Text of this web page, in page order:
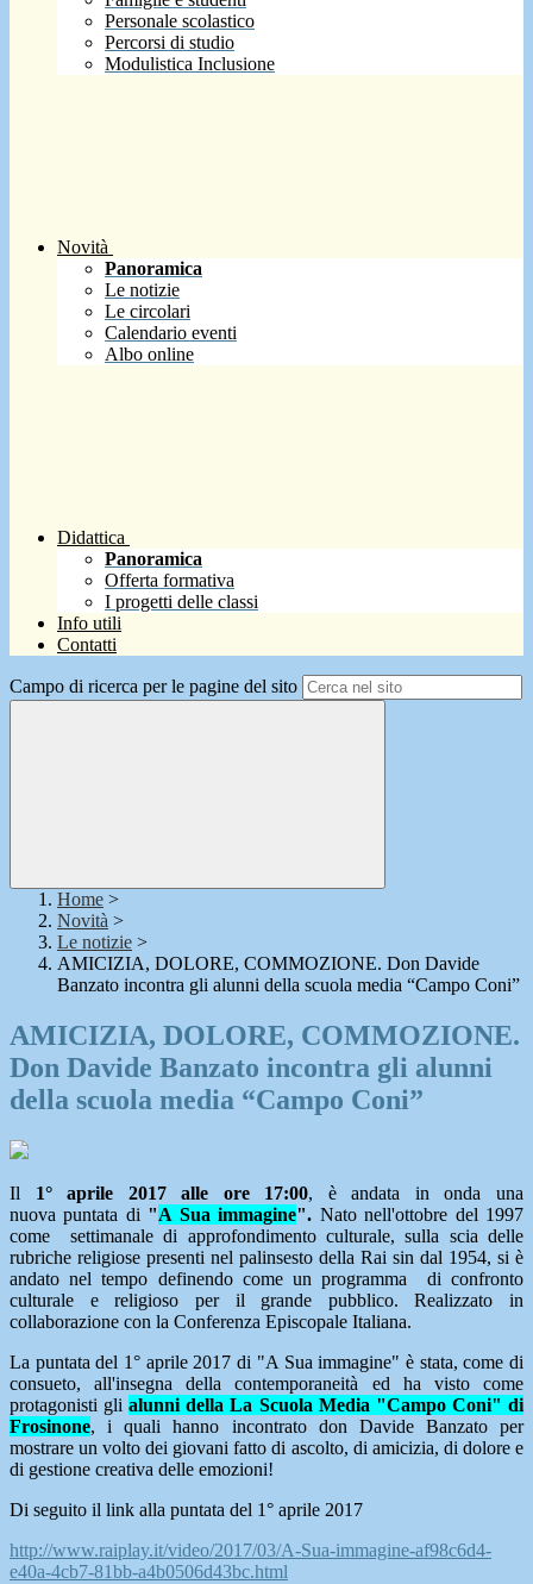
Personale scolastico
Percorsi di studio
Modulistica Inclusione
Novità
Panoramica
Le notizie
Le circolari
Calendario eventi
Albo online
Didattica
Panoramica
Offerta formativa
I progetti delle classi
Info utili
Contatti
Campo di ricerca per le pagine del sito
Home >
Novità >
Le notizie >
AMICIZIA, DOLORE, COMMOZIONE. Don Davide
Banzato incontra gli alunni della scuola media “Campo Coni”
AMICIZIA, DOLORE, COMMOZIONE.
Don Davide Banzato incontra gli alunni
della scuola media “Campo Coni”
Il 1° aprile 2017 alle ore 17:00, è andata in onda una
nuova puntata di "A Sua immagine". Nato nell'ottobre del 1997
come settimanale di approfondimento culturale, sulla scia delle
rubriche religiose presenti nel palinsesto della Rai sin dal 1954, si è
andato nel tempo definendo come un programma di confronto
culturale e religioso per il grande pubblico. Realizzato in
collaborazione con la Conferenza Episcopale Italiana.
La puntata del 1° aprile 2017 di "A Sua immagine" è stata, come di
consueto, all'insegna della contemporaneità ed ha visto come
protagonisti glialunni della La Scuola Media "Campo Coni" di
Frosinone, i quali hanno incontrato don Davide Banzato per
mostrare un volto dei giovani fatto di ascolto, di amicizia, di dolore e
di gestione creativa delle emozioni!
Di seguito il link alla puntata del 1° aprile 2017
http://www.raiplay.it/video/2017/03/A-Sua-immagine-af98c6d4-
e40a-4cb7-81bb-a4b0506d43bc.html